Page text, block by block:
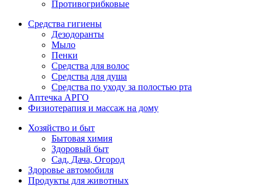
Противогрибковые
Средства гигиены
Дезодоранты
Мыло
Пенки
Средства для волос
Средства для душа
Средства по уходу за полостью рта
Аптечка АРГО
Физиотерапия и массаж на дому
Хозяйство и быт
Бытовая химия
Здоровый быт
Сад, Дача, Огород
Здоровье автомобиля
Продукты для животных